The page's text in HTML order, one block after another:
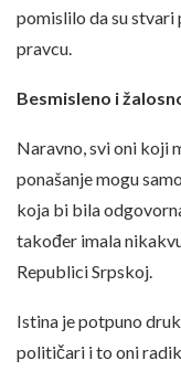
pomislilo da su stvari
pravcu.
Besmisleno i
Naravno, svi oni koji
ponašanje mogu
koja bi bila
također imala
Republici Srpskoj.
Istina je potpuno
političari i to oni